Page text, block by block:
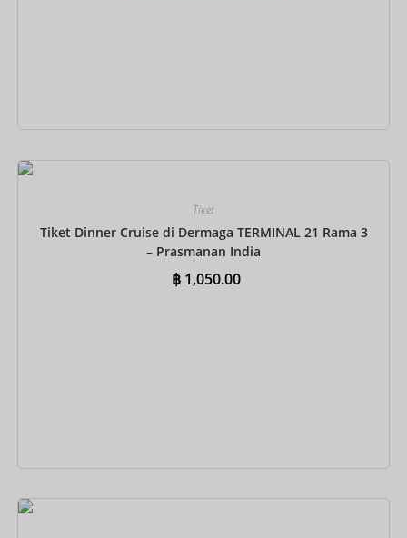
Tiket
Tiket Dinner Cruise di Dermaga TERMINAL 21 Rama 3
– Prasmanan India
฿ 1,050.00
Tambah ke keranjang